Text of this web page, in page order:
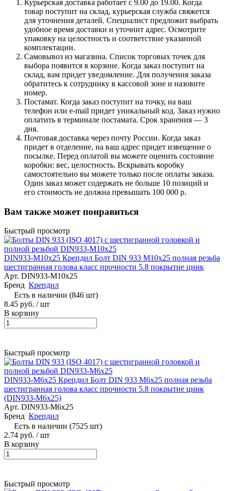
Курьерская доставка работает с 9.00 до 19.00. Когда
товар поступит на склад, курьерская служба свяжется
для уточнения деталей. Специалист предложит выбрать
удобное время доставки и уточнит адрес. Осмотрите
упаковку на целостность и соответствие указанной
комплектации.
Самовывоз из магазина. Список торговых точек для
выбора появится в корзине. Когда заказ поступит на
склад, вам придет уведомление. Для получения заказа
обратитесь к сотруднику в кассовой зоне и назовите
номер.
Постамат. Когда заказ поступит на точку, на ваш
телефон или e-mail придет уникальный код. Заказ нужно
оплатить в терминале постамата. Срок хранения — 3
дня.
Почтовая доставка через почту России. Когда заказ
придет в отделение, на ваш адрес придет извещение о
посылке. Перед оплатой вы можете оценить состояние
коробки: вес, целостность. Вскрывать коробку
самостоятельно вы можете только после оплаты заказа.
Один заказ может содержать не больше 10 позиций и
его стоимость не должна превышать 100 000 р.
Вам также может понравиться
Быстрый просмотр
DIN933-M10x25 Крепдил Болт DIN 933 М10х25 полная резьба
шестигранная голова класс прочности 5.8 покрытие цинк
Арт. DIN933-M10x25
Бренд Крепдил
Есть в наличии (846 шт)
8.45 руб. / шт
В корзину
Быстрый просмотр
DIN933-М6x25 Крепдил Болт DIN 933 М6х25 полная резьба
шестигранная голова класс прочности 5.8 покрытие цинк
(DIN933-М6x25)
Арт. DIN933-М6x25
Бренд Крепдил
Есть в наличии (7525 шт)
2.74 руб. / шт
В корзину
Быстрый просмотр